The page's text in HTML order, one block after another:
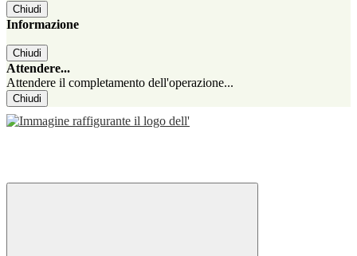
Chiudi
Informazione
Chiudi
Attendere...
Attendere il completamento dell'operazione...
Chiudi